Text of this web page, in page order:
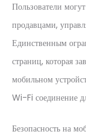
Пользователи
продавцами,
Единственным
страниц, которая
мобильном
Wi-Fi соединение
Безопасность на